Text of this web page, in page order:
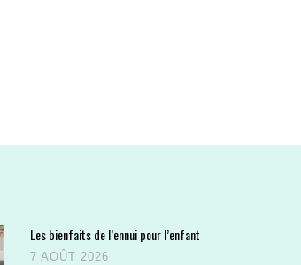
Les bienfaits de l’ennui pour l’enfant
7 AOÛT 2026